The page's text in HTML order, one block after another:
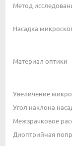
Метод
Насадка
Материал оптики
Увеличение
Угол наклона
Межзрачковое
Диоптрийная